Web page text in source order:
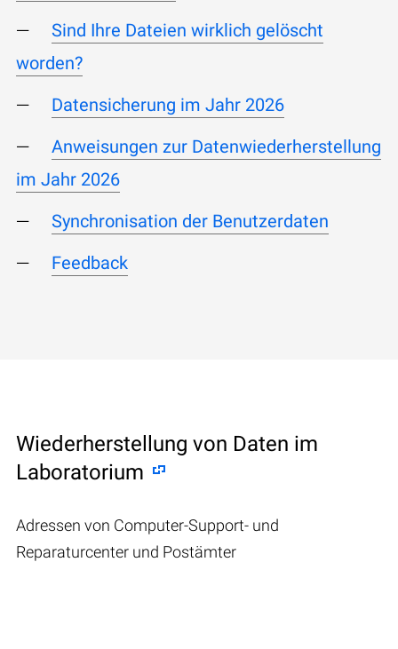
Sind Ihre Dateien wirklich gelöscht
worden?
Datensicherung im Jahr 2026
Anweisungen zur Datenwiederherstellung
im Jahr 2026
Synchronisation der Benutzerdaten
Feedback
Wiederherstellung von Daten im
Laboratorium
Adressen von Computer-Support- und
Reparaturcenter und Postämter